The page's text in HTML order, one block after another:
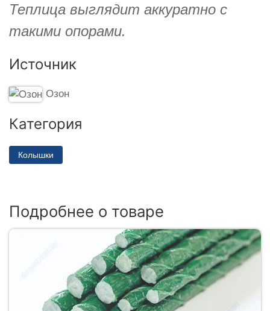
Теплица выглядит аккуратно с
такими опорами.
Источник
Озон
Категория
Колышки
Подробнее о товаре